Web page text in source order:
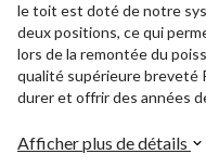
le toit est doté de notre
deux positions, ce qui
lors de la remontée du
qualité supérieure breveté
durer et offrir des années
Afficher plus de détails